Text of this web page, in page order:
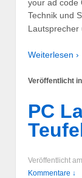
your ad code
Technik und
Lautsprecher
Weiterlesen ›
Veröffentlicht in
PC
Veröffentlicht am
Kommentare ↓